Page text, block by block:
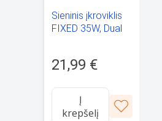
Sieninis įkroviklis
FIXED 35W, Dual
21,99 €
Į
krepšelį